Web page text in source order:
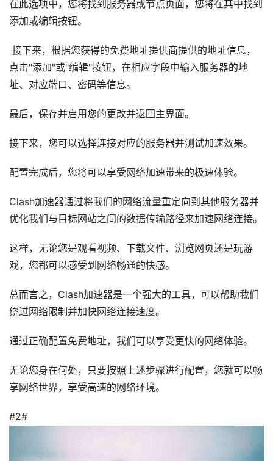
在此选项中，您将找到服务器或节点页面，您将在其中找到
添加或编辑按钮。
接下来，根据您获得的免费地址提供商提供的地址信息，
点击"添加"或"编辑"按钮，在相应字段中输入服务器的地
址、对应端口、密码等信息。
最后，保存并启用您的更改并返回主界面。
接下来，您可以选择连接对应的服务器并测试加速效果。
配置完成后，您将可以享受网络加速带来的极速体验。
Clash加速器通过将我们的网络流量重定向到其他服务器并
优化我们与目标网站之间的数据传输路径来加速网络连接。
这样，无论您是观看视频、下载文件、浏览网页还是玩游
戏，您都可以感受到网络畅通的快感。
总而言之，Clash加速器是一个强大的工具，可以帮助我们
绕过网络限制并加快网络连接速度。
通过正确配置免费地址，我们可以享受更快的网络体验。
无论您身在何处，只要按照上述步骤进行配置，您就可以畅
享网络世界，享受高速的网络环境。
#2#